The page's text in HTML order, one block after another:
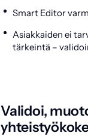
Smart Editor
Asiakkaiden ei
tärkeintä –
Validoi,